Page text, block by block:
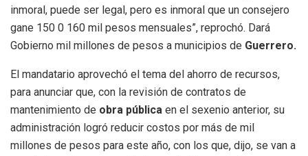
inmoral, puede ser legal, pero es inmoral que un consejero
gane 150 0 160 mil pesos mensuales”, reprochó. Dará
Gobierno mil millones de pesos a municipios de Guerrero.
El mandatario aprovechó el tema del ahorro de recursos,
para anunciar que, con la revisión de contratos de
mantenimiento de obra pública en el sexenio anterior, su
administración logró reducir costos por más de mil
millones de pesos para este año, con los que, dijo, se van a